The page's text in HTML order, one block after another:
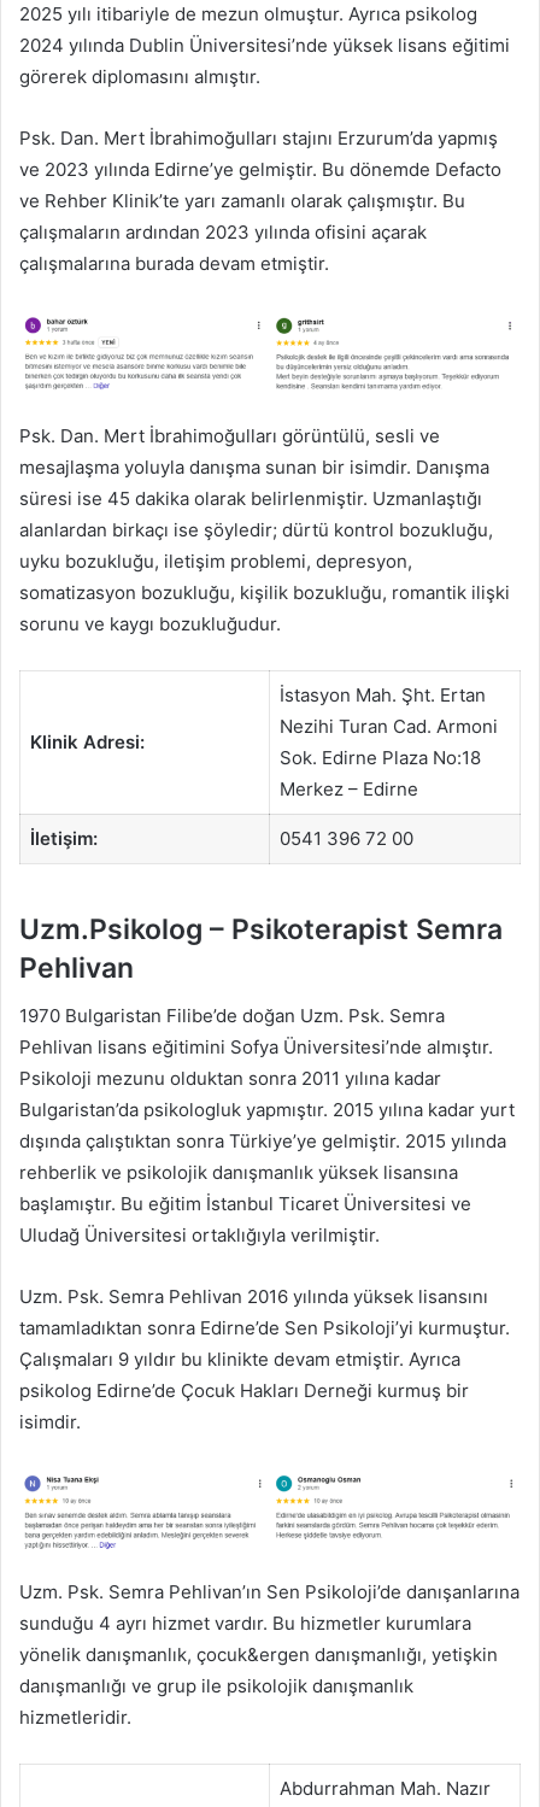
2025 yılı itibariyle de mezun olmuştur. Ayrıca psikolog
2024 yılında Dublin Üniversitesi’nde yüksek lisans eğitimi
görerek diplomasını almıştır.
Psk. Dan. Mert İbrahimoğulları stajını Erzurum’da yapmış
ve 2023 yılında Edirne’ye gelmiştir. Bu dönemde Defacto
ve Rehber Klinik’te yarı zamanlı olarak çalışmıştır. Bu
çalışmaların ardından 2023 yılında ofisini açarak
çalışmalarına burada devam etmiştir.
Psk. Dan. Mert İbrahimoğulları görüntülü, sesli ve
mesajlaşma yoluyla danışma sunan bir isimdir. Danışma
süresi ise 45 dakika olarak belirlenmiştir. Uzmanlaştığı
alanlardan birkaçı ise şöyledir; dürtü kontrol bozukluğu,
uyku bozukluğu, iletişim problemi, depresyon,
somatizasyon bozukluğu, kişilik bozukluğu, romantik ilişki
sorunu ve kaygı bozukluğudur.
Klinik Adresi:
İstasyon Mah. Şht. Ertan
Nezihi Turan Cad. Armoni
Sok. Edirne Plaza No:18
Merkez – Edirne
İletişim: 0541 396 72 00
Uzm.Psikolog – Psikoterapist Semra
Pehlivan
1970 Bulgaristan Filibe’de doğan Uzm. Psk. Semra
Pehlivan lisans eğitimini Sofya Üniversitesi’nde almıştır.
Psikoloji mezunu olduktan sonra 2011 yılına kadar
Bulgaristan’da psikologluk yapmıştır. 2015 yılına kadar yurt
dışında çalıştıktan sonra Türkiye’ye gelmiştir. 2015 yılında
rehberlik ve psikolojik danışmanlık yüksek lisansına
başlamıştır. Bu eğitim İstanbul Ticaret Üniversitesi ve
Uludağ Üniversitesi ortaklığıyla verilmiştir.
Uzm. Psk. Semra Pehlivan 2016 yılında yüksek lisansını
tamamladıktan sonra Edirne’de Sen Psikoloji’yi kurmuştur.
Çalışmaları 9 yıldır bu klinikte devam etmiştir. Ayrıca
psikolog Edirne’de Çocuk Hakları Derneği kurmuş bir
isimdir.
Uzm. Psk. Semra Pehlivan’ın Sen Psikoloji’de danışanlarına
sunduğu 4 ayrı hizmet vardır. Bu hizmetler kurumlara
yönelik danışmanlık, çocuk&ergen danışmanlığı, yetişkin
danışmanlığı ve grup ile psikolojik danışmanlık
hizmetleridir.
Abdurrahman Mah. Nazır